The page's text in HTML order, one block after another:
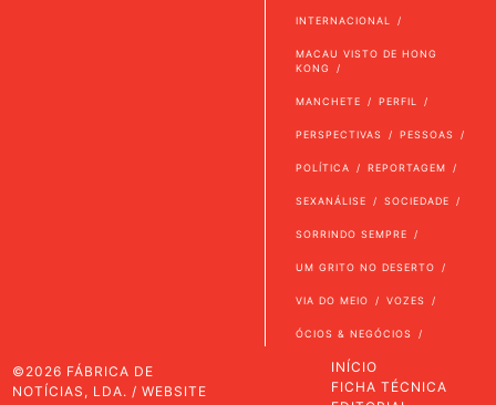
INTERNACIONAL
MACAU VISTO DE HONG
KONG
MANCHETE PERFIL
PERSPECTIVAS PESSOAS
POLÍTICA REPORTAGEM
SEXANÁLISE SOCIEDADE
SORRINDO SEMPRE
UM GRITO NO DESERTO
VIA DO MEIO VOZES
ÓCIOS & NEGÓCIOS
©2026 FÁBRICA DE
NOTÍCIAS, LDA. / WEBSITE
INÍCIO
FICHA TÉCNICA